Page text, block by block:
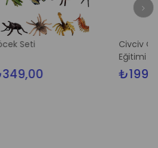
Civciv Oturak
Eğitimi Lazımlık
₺199,00